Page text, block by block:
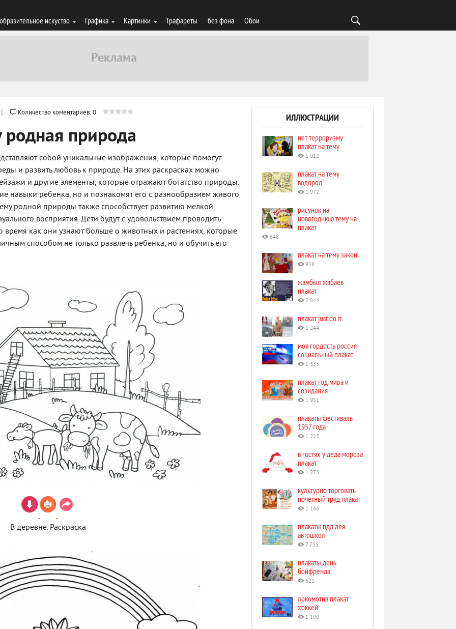
искуство Графика Картинки Трафареты без фона Обои
Количество коментариев: 0
родная природа
собой уникальные изображения, которые помогут
и развить любовь к природе. На этих раскрасках можно
и другие элементы, которые отражают богатство природы.
навыки ребенка, но и познакомят его с разнообразием живого
родной природы также способствует развитию мелкой
восприятия. Дети будут с удовольствием проводить
время как они узнают больше о животных и растениях, которые
способом не только развлечь ребенка, но и обучить его
В деревне. Раскраска
ИЛЛЮСТРАЦИИ
нет терроризму
плакат на тему
1 012
плакат на тему
водород
1 972
рисунок на
новогоднюю тему на
плакат
648
плакат на тему закон
916
жамбыл жабаев
плакат
2 844
плакат just do it
1 244
моя гордость россия
социальный плакат
1 335
плакат год мира и
созидания
1 951
плакаты фестиваль
1957 года
1 225
в гостях у деда мороза
плакат
1 273
культурно торговать
почетный труд плакат
1 146
плакаты пдд для
автошкол
7 755
плакаты день
бойфренда
621
локомотив плакат
хоккей
1 190